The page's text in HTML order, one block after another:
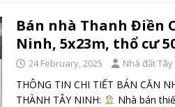
Bán nhà Thanh Điền
Ninh, 5x23m, thổ cư
24 February, 2025 Nhà đất
THÔNG TIN CHI TIẾT BÁN CĂN
THÀNH TÂY NINH:
Nhà bán